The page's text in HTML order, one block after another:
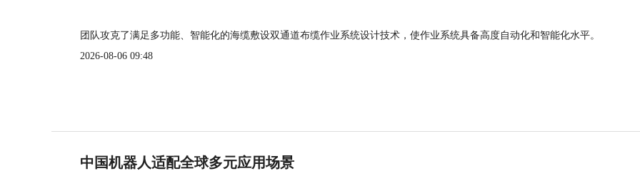
团队攻克了满足多功能、智能化的海缆敷设双通道布缆作业系统设计技术，使作业系统具备高度自动化和智能化水平。
2026-08-06 09:48
中国机器人适配全球多元应用场景